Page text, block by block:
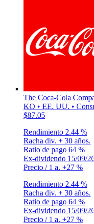
The Coca-Cola
KO • EE. UU. •
$87.05
Rendimiento 2.44 %
Racha div. + 30 años.
Ratio de pago 64 %
Ex-dividendo 15/09/
Precio / 1 a. +27 %
Rendimiento 2.44 %
Racha div. + 30 años.
Ratio de pago 64 %
Ex-dividendo 15/09/
Precio / 1 a. +27 %